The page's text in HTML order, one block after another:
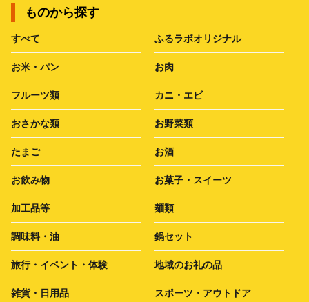
ものから探す
すべて ふるラボオリジナル
お米・パン お肉
フルーツ類 カニ・エビ
おさかな類 お野菜類
たまご お酒
お飲み物 お菓子・スイーツ
加工品等 麺類
調味料・油 鍋セット
旅行・イベント・体験 地域のお礼の品
雑貨・日用品 スポーツ・アウトドア